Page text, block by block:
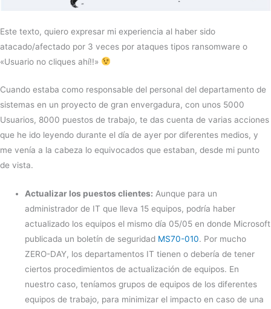
Este texto, quiero expresar mi experiencia al haber sido
atacado/afectado por 3 veces por ataques tipos ransomware o
«Usuario no cliques ahí!!»
Cuando estaba como responsable del personal del departamento de
sistemas en un proyecto de gran envergadura, con unos 5000
Usuarios, 8000 puestos de trabajo, te das cuenta de varias acciones
que he ido leyendo durante el día de ayer por diferentes medios, y
me venía a la cabeza lo equivocados que estaban, desde mi punto
de vista.
Actualizar los puestos clientes: Aunque para un
administrador de IT que lleva 15 equipos, podría haber
actualizado los equipos el mismo día 05/05 en donde Microsoft
publicada un boletín de seguridad MS70-010. Por mucho
ZERO-DAY, los departamentos IT tienen o debería de tener
ciertos procedimientos de actualización de equipos. En
nuestro caso, teníamos grupos de equipos de los diferentes
equipos de trabajo, para minimizar el impacto en caso de una